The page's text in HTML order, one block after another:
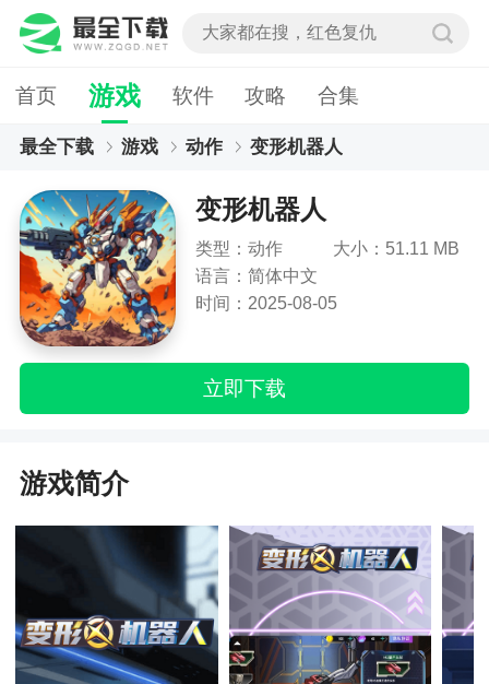
首页 游戏 软件 攻略 合集
最全下载 游戏 动作 变形机器人
变形机器人
类型：动作
大小：51.11 MB
语言：简体中文
时间：2025-08-05
立即下载
游戏简介